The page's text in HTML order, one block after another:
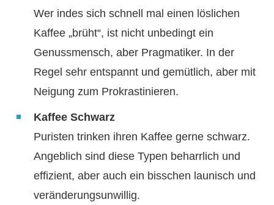
Wer indes sich schnell mal einen löslichen
Kaffee „brüht“, ist nicht unbedingt ein
Genussmensch, aber Pragmatiker. In der
Regel sehr entspannt und gemütlich, aber mit
Neigung zum Prokrastinieren.
Kaffee Schwarz
Puristen trinken ihren Kaffee gerne schwarz.
Angeblich sind diese Typen beharrlich und
effizient, aber auch ein bisschen launisch und
veränderungsunwillig.